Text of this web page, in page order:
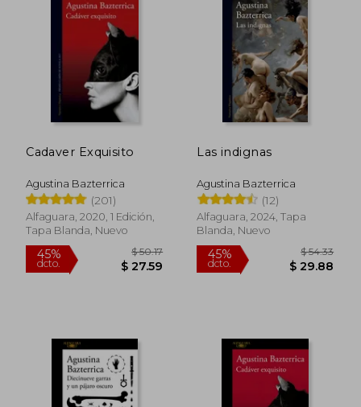
Blanco». Coordina talleres de lectura y
escritura.
Cadaver Exquisito
Agustina Bazterrica
(201)
Alfaguara, 2020, 1 Edición,
Tapa Blanda, Nuevo
45%
$ 27.59
Las indignas
Agustina Bazterrica
(12)
Alfaguara, 2024, Tapa
Blanda, Nuevo
45%
dcto.